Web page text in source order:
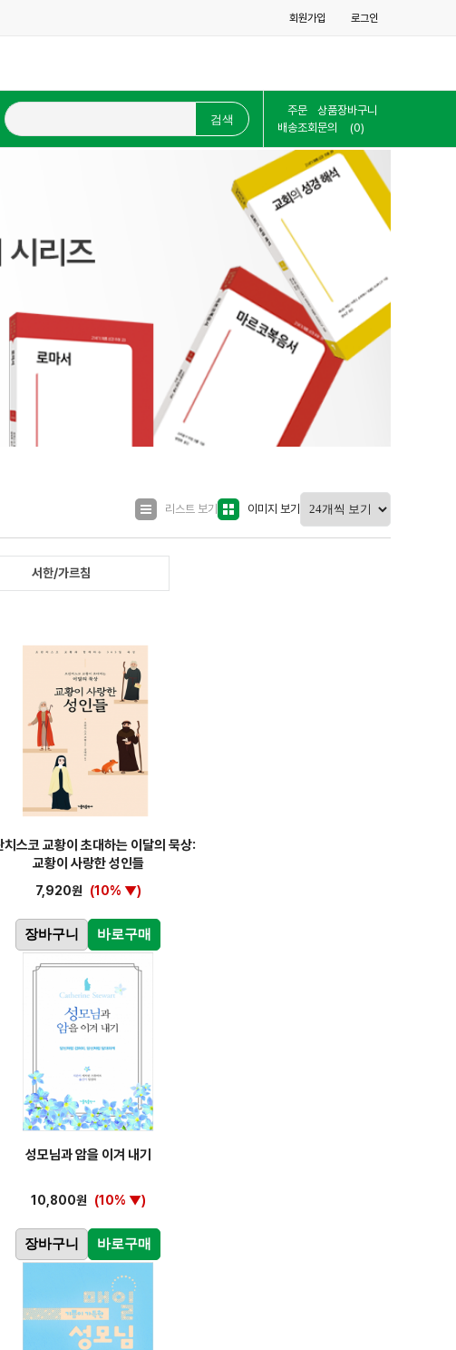
회원가입 로그인
주문
배송조회
상품
문의
장바구니
(0)
리스트 보기 이미지 보기
서한/가르침
치스코 교황이 초대하는 이달의 묵상:
교황이 사랑한 성인들
7,920원 (10% ▼)
장바구니 바로구매
성모님과 암을 이겨 내기
10,800원 (10% ▼)
장바구니 바로구매